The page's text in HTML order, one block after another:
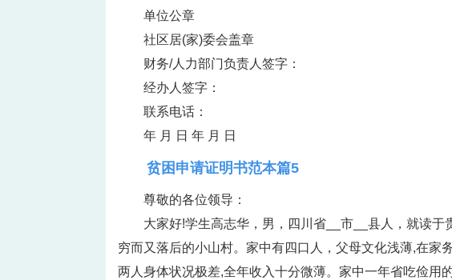
单位公章
社区居(家)委会盖章
财务/人力部门负责人签字：
经办人签字：
联系电话：
年 月 日 年 月 日
贫困申请证明书范本篇5
尊敬的各位领导：
大家好!学生高志华，男，四川省__市__县人，就读
穷而又落后的小山村。家中有四口人，父母文化浅薄,在家
两人身体状况极差,全年收入十分微薄。家中一年省吃俭用